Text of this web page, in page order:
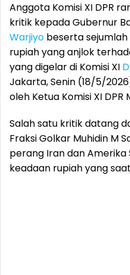
Anggota Komisi XI DPR
kritik kepada Gubernur
Warjiyo beserta
rupiah yang anjlok
yang digelar di Komisi XI
Jakarta, Senin (18/5/
oleh Ketua Komisi XI
Salah satu kritik datang
Fraksi Golkar Muhidin M
perang Iran dan
keadaan rupiah yang